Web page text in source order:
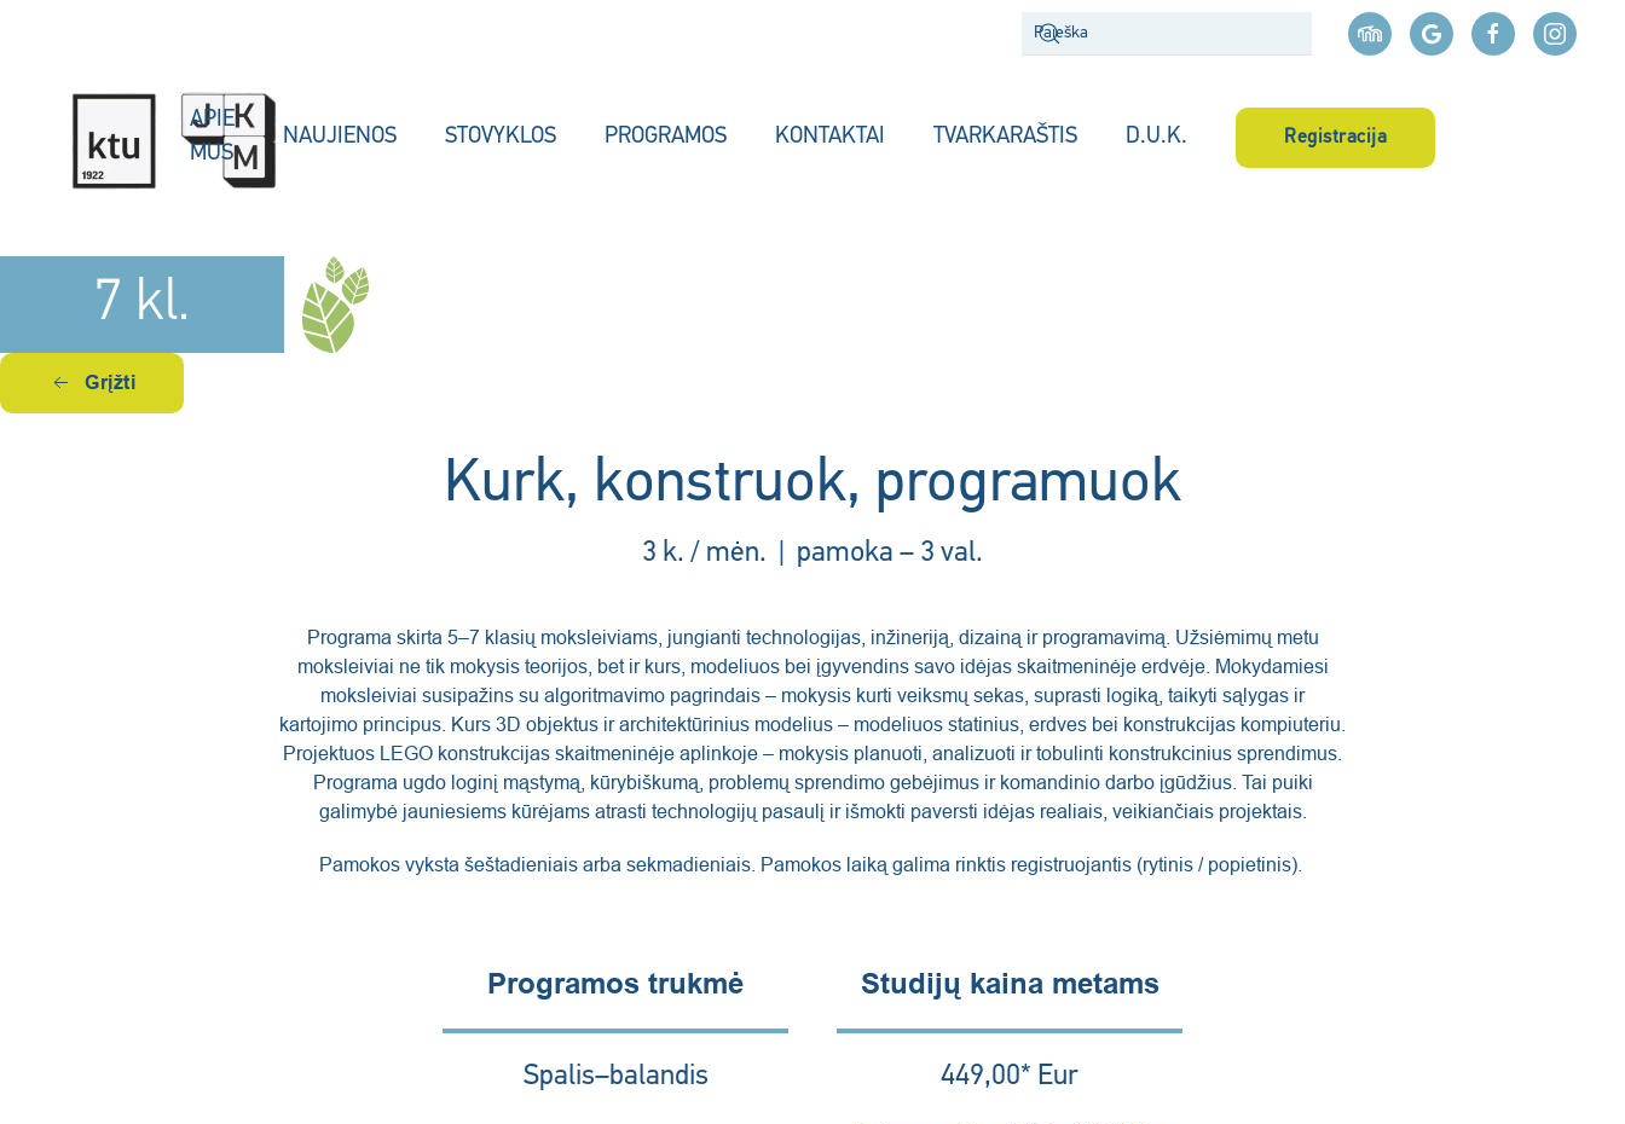
APIE
MUS
NAUJIENOS STOVYKLOS PROGRAMOS KONTAKTAI TVARKARAŠTIS D.U.K. Registracija
7 kl.
Grįžti
Kurk, konstruok, programuok
3 k. / mėn. | pamoka – 3 val.
Programa skirta 5–7 klasių moksleiviams, jungianti technologijas, inžineriją, dizainą ir programavimą. Užsiėmimų metu
moksleiviai ne tik mokysis teorijos, bet ir kurs, modeliuos bei įgyvendins savo idėjas skaitmeninėje erdvėje. Mokydamiesi
moksleiviai susipažins su algoritmavimo pagrindais – mokysis kurti veiksmų sekas, suprasti logiką, taikyti sąlygas ir
kartojimo principus. Kurs 3D objektus ir architektūrinius modelius – modeliuos statinius, erdves bei konstrukcijas kompiuteriu.
Projektuos LEGO konstrukcijas skaitmeninėje aplinkoje – mokysis planuoti, analizuoti ir tobulinti konstrukcinius sprendimus.
Programa ugdo loginį mąstymą, kūrybiškumą, problemų sprendimo gebėjimus ir komandinio darbo įgūdžius. Tai puiki
galimybė jauniesiems kūrėjams atrasti technologijų pasaulį ir išmokti paversti idėjas realiais, veikiančiais projektais.
Pamokos vyksta šeštadieniais arba sekmadieniais. Pamokos laiką galima rinktis registruojantis (rytinis / popietinis).
Programos trukmė
Spalis–balandis
Studijų kaina metams
449,00* Eur